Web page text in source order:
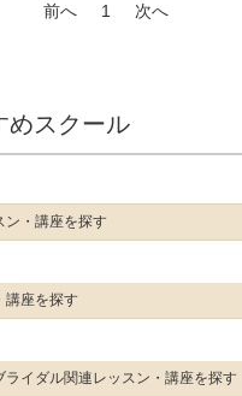
前へ 1 次へ
めスクール
ン・講座を探す
講座を探す
イダル関連レッスン・講座を探す